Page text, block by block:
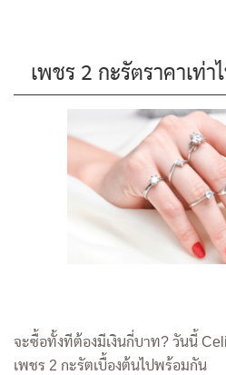
เพชร 2 กะรัตราคาเท่า
จะซื้อทั้งทีต้องมีเงินกี่บาท? วันนี้
เพชร 2 กะรัตเบื้องต้นไปพร้อมกัน